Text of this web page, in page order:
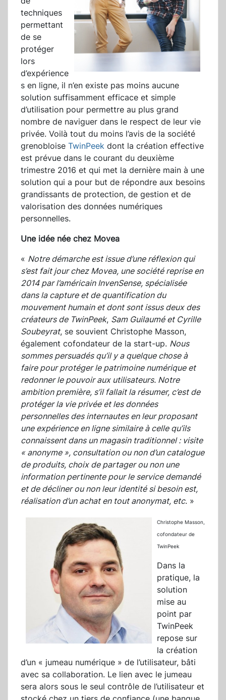
techniques
permettant
de se
protéger
lors
d’expérience
s en ligne, il n’en existe pas moins aucune
solution suffisamment efficace et simple
d’utilisation pour permettre au plus grand
nombre de naviguer dans le respect de leur vie
privée. Voilà tout du moins l’avis de la société
grenobloise TwinPeek dont la création effective
est prévue dans le courant du deuxième
trimestre 2016 et qui met la dernière main à une
solution qui a pour but de répondre aux besoins
grandissants de protection, de gestion et de
valorisation des données numériques
personnelles.
Une idée née chez Movea
« Notre démarche est issue d’une réflexion qui
s’est fait jour chez Movea, une société reprise en
2014 par l’américain InvenSense, spécialisée
dans la capture et de quantification du
mouvement humain et dont sont issus deux des
créateurs de TwinPeek, Sam Guilaumé et Cyrille
Soubeyrat, se souvient Christophe Masson,
également cofondateur de la start-up. Nous
sommes persuadés qu’il y a quelque chose à
faire pour protéger le patrimoine numérique et
redonner le pouvoir aux utilisateurs. Notre
ambition première, s’il fallait la résumer, c’est de
protéger la vie privée et les données
personnelles des internautes en leur proposant
une expérience en ligne similaire à celle qu’ils
connaissent dans un magasin traditionnel : visite
« anonyme », consultation ou non d’un catalogue
de produits, choix de partager ou non une
information pertinente pour le service demandé
et de décliner ou non leur identité si besoin est,
réalisation d’un achat en tout anonymat, etc. »
Christophe Masson,
cofondateur de
TwinPeek
Dans la
pratique, la
solution
mise au
point par
TwinPeek
repose sur
la création
d’un « jumeau numérique » de l’utilisateur, bâti
avec sa collaboration. Le lien avec le jumeau
sera alors sous le seul contrôle de l’utilisateur et